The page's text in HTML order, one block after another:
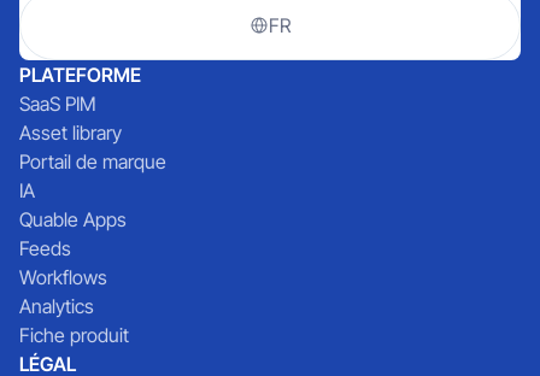
FR
PLATEFORME
SaaS PIM
Asset library
Portail de marque
IA
Quable Apps
Feeds
Workflows
Analytics
Fiche produit
LÉGAL